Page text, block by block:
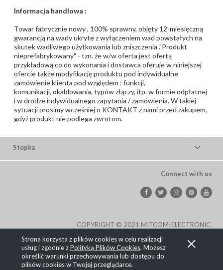
Strona korzysta z plików cookies w celu realizacji
usług i zgodnie zPolityką Plików Cookies. Możesz
określić warunki przechowywania lub dostępu do
plików cookies w Twojej przeglądarce.
Informacja handlowa :
Towar fabrycznie nowy , 100% sprawny, objęty 12-miesięczną
gwarancją na wady ukryte z wyłączeniem wad powstałych na
skutek wadliwego użytkowania lub zniszczenia ."Produkt
nieprefabrykowany" - tzn. że w/w oferta jest ofertą
przykładową co do wykonania i dostawca oferuje w niniejszej
ofercie także modyfikację produktu pod indywidualne
zamówienie klienta pod względem : funkcji,
komunikacji, okablowania, typów złączy, itp. w formie odpłatnej
i w drodze indywidualnego zapytania / zamówienia. W takiej
sytuacji prosimy wcześniej o KONTAKT z nami przed zakupem,
gdyż produkt nie podlega zwrotom.
Stopka
Connect with us
COPYRIGHT © 2021 MITCOM-ELECTRONIC.
Pokaż pełną wersję strony
Sklep internetowy Shoplo.pl, powered by